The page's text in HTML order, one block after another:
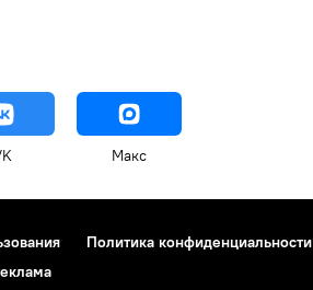
Макс
Политика конфиденциальности